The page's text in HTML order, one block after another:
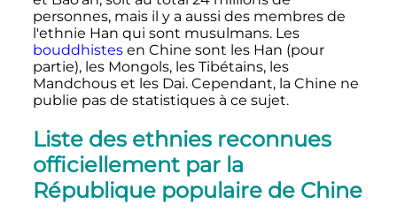
personnes, mais il y a aussi des membres de
l'ethnie Han qui sont musulmans. Les
bouddhistesen Chine sont les Han (pour
partie), les Mongols, les Tibétains, les
Mandchous et les Dai. Cependant, la Chine ne
publie pas de statistiques à ce sujet.
Liste des ethnies reconnues
officiellement par la
République populaire de Chine